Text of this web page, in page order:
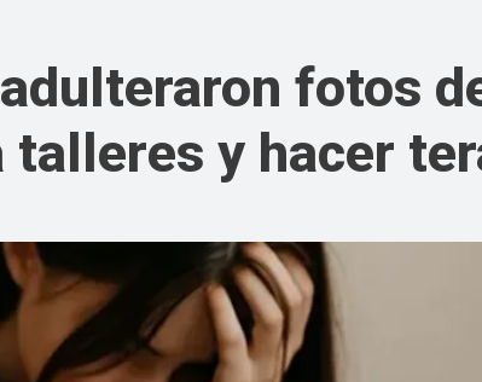
Primera
Linea
fotos
y hacer